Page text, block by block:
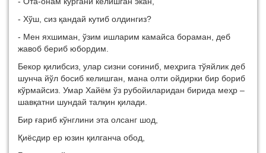
- Хўш, сиз қандай кутиб олдингиз?
- Мен яхшиман, ўзим ишларим камайса бораман, деб
жавоб бериб юбордим.
Бекор қилибсиз, улар сизни соғиниб, меҳрига тўяйлик деб
шунча йўл босиб келишган, мана олти ойдирки бир бориб
кўрмайсиз. Умар Хайём ўз рубойиларидан бирида меҳр –
шавқатни шундай талқин қилади.
Бир ғариб кўнглини эта олсанг шод,
Қиёсдир ер юзин қилганча обод,